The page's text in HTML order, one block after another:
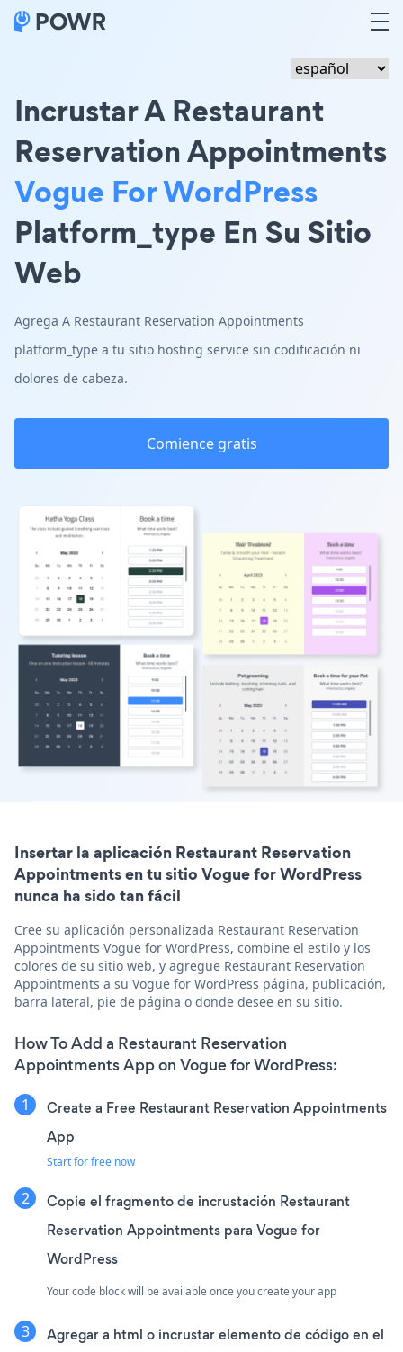
Incrustar A Restaurant
Reservation Appointments
Vogue For WordPress
Platform_type En Su Sitio
Web
Agrega A Restaurant Reservation Appointments
platform_type a tu sitio hosting service sin codificación ni
dolores de cabeza.
Comience gratis
Insertar la aplicación Restaurant Reservation
Appointments en tu sitio Vogue for WordPress
nunca ha sido tan fácil
Cree su aplicación personalizada Restaurant Reservation
Appointments Vogue for WordPress, combine el estilo y los
colores de su sitio web, y agregue Restaurant Reservation
Appointments a su Vogue for WordPress página, publicación,
barra lateral, pie de página o donde desee en su sitio.
How To Add a Restaurant Reservation
Appointments App on Vogue for WordPress:
Create a Free Restaurant Reservation Appointments
App
Start for free now
Copie el fragmento de incrustación Restaurant
Reservation Appointments para Vogue for
WordPress
Your code block will be available once you create your app
Agregar a html o incrustar elemento de código en el